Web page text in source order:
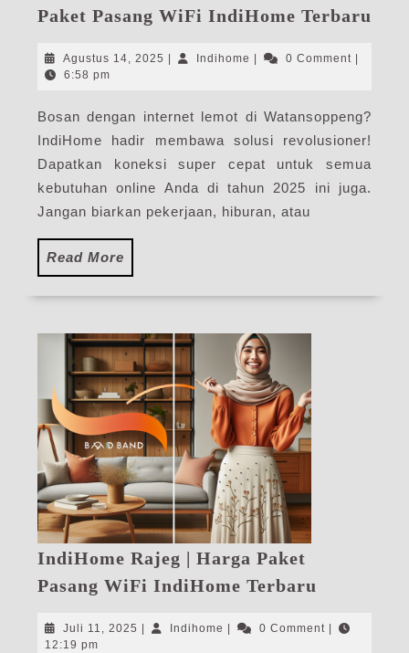
Paket Pasang WiFi IndiHome Terbaru
Agustus 14, 2025 AgustusIndihome Indihome0 Comment
6:58 pm
Bosan dengan internet lemot di Watansoppeng?
IndiHome hadir membawa solusi revolusioner!
Dapatkan koneksi super cepat untuk semua
kebutuhan online Anda di tahun 2025 ini juga.
Jangan biarkan pekerjaan, hiburan, atau
Read More
More
IndiHome Rajeg | Harga Paket
Pasang WiFi IndiHome Terbaru
|
Juli 11, 2025 Juli
Indihome Indihome0 Comment
12:19 pm